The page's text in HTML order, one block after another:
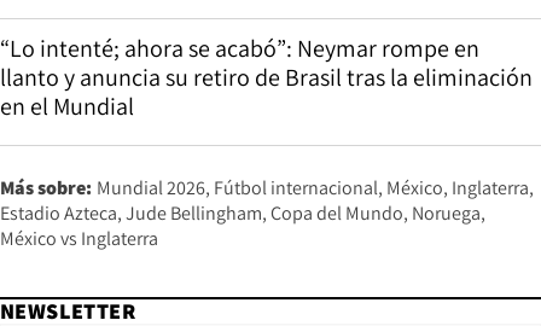
“Lo intenté; ahora se acabó”: Neymar rompe en
llanto y anuncia su retiro de Brasil tras la eliminación
en el Mundial
Más sobre: Mundial 2026 Fútbol internacional México Inglaterra
Estadio Azteca Jude Bellingham Copa del Mundo Noruega
México vs Inglaterra
NEWSLETTER